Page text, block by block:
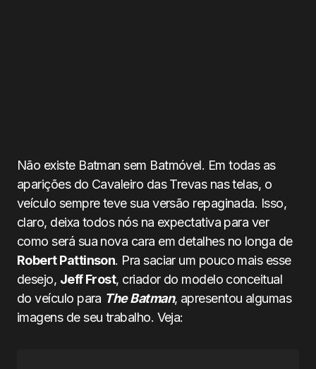
Não existe Batman sem Batmóvel. Em todas as
aparições do Cavaleiro das Trevas nas telas, o
veículo sempre teve sua versão repaginada. Isso,
claro, deixa todos nós na expectativa para ver
como será sua nova cara em detalhes no longa de
Robert Pattinson. Pra saciar um pouco mais esse
desejo, Jeff Frost, criador do modelo conceitual
do veículo para The Batman, apresentou algumas
imagens de seu trabalho. Veja: